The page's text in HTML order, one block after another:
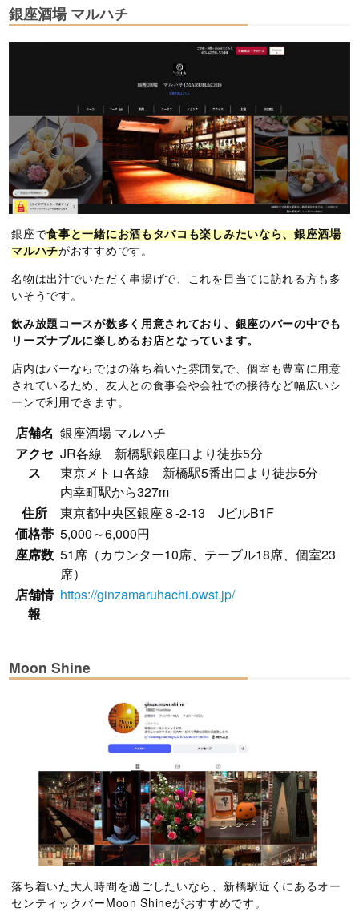
銀座酒場 マルハチ
銀座で食事と一緒にお酒もタバコも楽しみたいなら、銀座酒場
マルハチがおすすめです。
名物は出汁でいただく串揚げで、これを目当てに訪れる方も多
いそうです。
飲み放題コースが数多く用意されており、銀座のバーの中でも
リーズナブルに楽しめるお店となっています。
店内はバーならではの落ち着いた雰囲気で、個室も豊富に用意
されているため、友人との食事会や会社での接待など幅広いシ
ーンで利用できます。
店舗名 銀座酒場 マルハチ
アクセ
ス
JR各線 新橋駅銀座口より徒歩5分
東京メトロ各線 新橋駅5番出口より徒歩5分
内幸町駅から327m
住所
東京都中央区銀座８-2-13 JビルB1F
価格帯 5,000～6,000円
座席数 51席（カウンター10席、テーブル18席、個室23
席）
店舗情
報
https://ginzamaruhachi.owst.jp/
Moon Shine
落ち着いた大人時間を過ごしたいなら、新橋駅近くにあるオー
センティックバーMoon Shineがおすすめです。